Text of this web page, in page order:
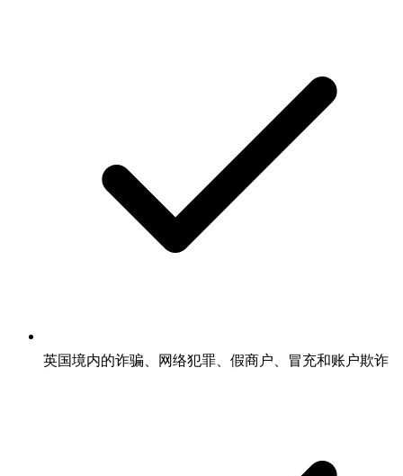
英国境内的诈骗、网络犯罪、假商户、冒充和账户欺诈